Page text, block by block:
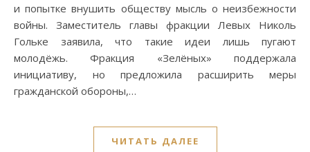
и попытке внушить обществу мысль о неизбежности
войны. Заместитель главы фракции Левых Николь
Гольке заявила, что такие идеи лишь пугают
молодёжь. Фракция «Зелёных» поддержала
инициативу, но предложила расширить меры
гражданской обороны,…
ЧИТАТЬ ДАЛЕЕ